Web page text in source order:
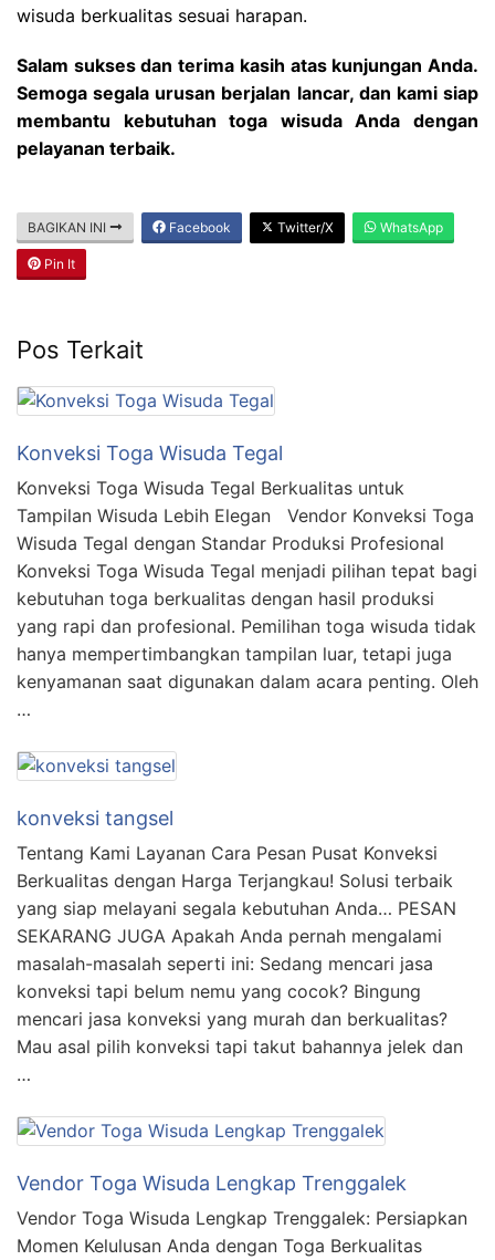
wisuda berkualitas sesuai harapan.
Salam sukses dan terima kasih atas kunjungan Anda.
Semoga segala urusan berjalan lancar, dan kami siap
membantu kebutuhan toga wisuda Anda dengan
pelayanan terbaik.
BAGIKAN INI Facebook Twitter/X WhatsApp
Pin It
Pos Terkait
Konveksi Toga Wisuda Tegal
Konveksi Toga Wisuda Tegal Berkualitas untuk
Tampilan Wisuda Lebih Elegan Vendor Konveksi Toga
Wisuda Tegal dengan Standar Produksi Profesional
Konveksi Toga Wisuda Tegal menjadi pilihan tepat bagi
kebutuhan toga berkualitas dengan hasil produksi
yang rapi dan profesional. Pemilihan toga wisuda tidak
hanya mempertimbangkan tampilan luar, tetapi juga
kenyamanan saat digunakan dalam acara penting. Oleh
…
konveksi tangsel
Tentang Kami Layanan Cara Pesan Pusat Konveksi
Berkualitas dengan Harga Terjangkau! Solusi terbaik
yang siap melayani segala kebutuhan Anda… PESAN
SEKARANG JUGA Apakah Anda pernah mengalami
masalah-masalah seperti ini: Sedang mencari jasa
konveksi tapi belum nemu yang cocok? Bingung
mencari jasa konveksi yang murah dan berkualitas?
Mau asal pilih konveksi tapi takut bahannya jelek dan
…
Vendor Toga Wisuda Lengkap Trenggalek
Vendor Toga Wisuda Lengkap Trenggalek: Persiapkan
Momen Kelulusan Anda dengan Toga Berkualitas